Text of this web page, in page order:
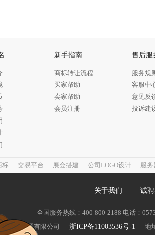
新手指南
商标转让流程
买家帮助
卖家帮助
会员注册
售后服
服务规
客服中
意见反
投诉建
标 交易平台 展会搭建 公司LOGO设计 服务
关于我们 诚
全国服务热线：400-800-2188 电话：
产权代理有限公司
浙ICP备11003536号-1 地